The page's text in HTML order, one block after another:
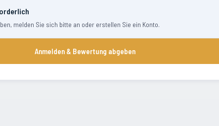
melden Sie sich bitte an oder erstellen Sie ein Konto.
Anmelden & Bewertung abgeben